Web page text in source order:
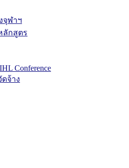
จุฬาฯ
ลักสูตร
Conference
จ้าง